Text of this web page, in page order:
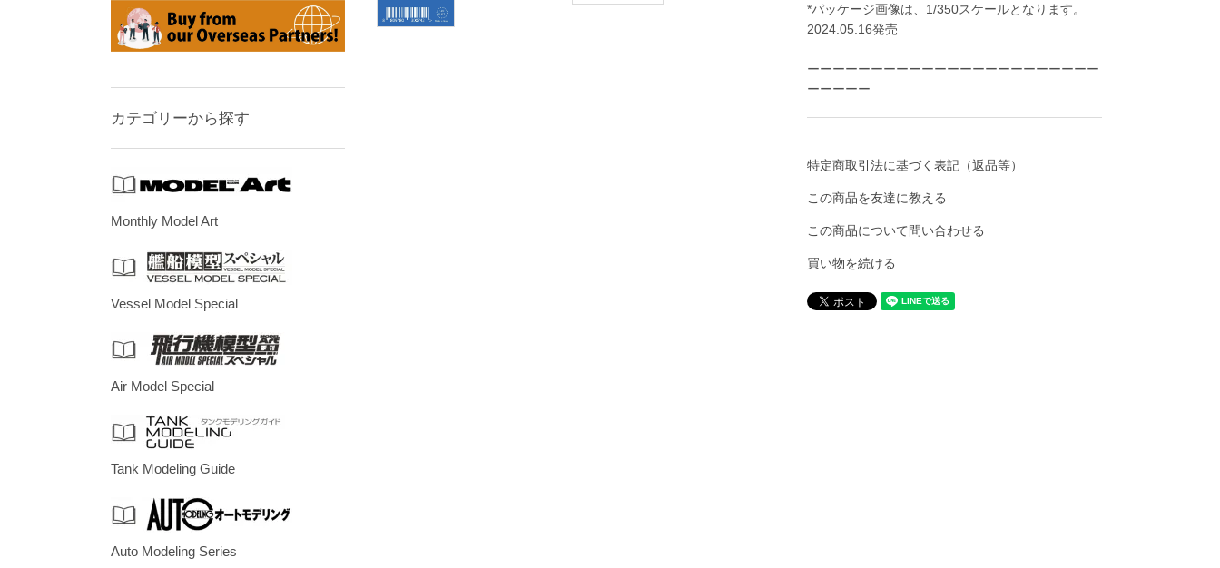
*パッケージ画像は、1/350スケールとなります。
2024.05.16発売
ーーーーーーーーーーーーーーーーーーーーーーー
ーーーーー
特定商取引法に基づく表記（返品等）
この商品を友達に教える
この商品について問い合わせる
買い物を続ける
カテゴリーから探す
Monthly Model Art
Vessel Model Special
Air Model Special
Tank Modeling Guide
Auto Modeling Series